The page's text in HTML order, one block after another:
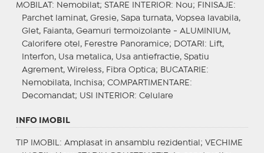
MOBILAT : Nemobilat; STARE INTERIOR: Nou; FINISAJE :
Parchet laminat, Gresie, Sapa turnata, Vopsea lavabila,
Glet, Faianta, Geamuri termoizolante - ALUMINIUM,
Calorifere otel, Ferestre Panoramice;
DOTARI : Lift,
Interfon, Usa metalica, Usa antiefractie, Spatiu
Agrement, Wireless, Fibra Optica; BUCATARIE :
Nemobilata, Inchisa; COMPARTIMENTARE :
Decomandat; USI INTERIOR: Celulare
INFO IMOBIL
TIP IMOBIL : Amplasat in ansamblu rezidential; VECHIME